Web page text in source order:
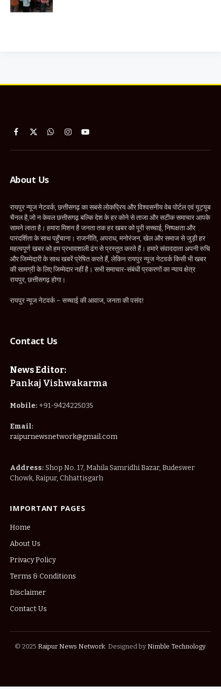
Facebook
X
WhatsApp
InstagramYouTube
About Us
रायपुर न्यूज नेटवर्क, छत्तीसगढ़ का सबसे लोकप्रिय और विश्वसनीय वेब पोर्टल एवं यूट्यूब
चैनल है,जो न केवल छत्तीसगढ़ बल्कि देश के हर कोने से ताजा और सटीक समाचार आपके
सामने लाता है। हमारा मिशन है जनता तक हर खबर को पूरी सच्चाई, निष्पक्षता और
पारदर्शिता के साथ पहुँचाना। राजनीति, अपराध, मनोरंजन, खेल और समाज से जुड़ी हर
महत्वपूर्ण खबर को हम प्रभावशाली ढंग से प्रस्तुत करते हैं। हमारे संवाददाता अपनी रुचि
और जिम्मेदारी के साथ खबरें प्रेषित करते हैं, लेकिन रायपुर न्यूज नेटवर्क किसी भी खबर
की सामग्री के लिए जिम्मेदार नहीं है। सभी समाचार-संबंधी प्रकरणों का न्याय क्षेत्र
रायपुर, छत्तीसगढ़ होगा।
रायपुर न्यूज नेटवर्क – सच्चाई की आवाज, जनता की पसंद!
Contact Us
News Editor:
Pankaj Vishwakarma
Mobile: +91-9424225035
Email:
raipurnewsnetwork@gmail.com
Address: Shop No. 17, Mahila Samridhi Bazar, Budeswer
Chowk, Raipur, Chhattisgarh
IMPORTANT PAGES
Home
About Us
Privacy Policy
Terms & Conditions
Disclaimer
Contact Us
© 2025 Raipur News Network. Designed by Nimble Technology.